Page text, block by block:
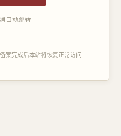
自动跳转
案完成后本站将恢复正常访问